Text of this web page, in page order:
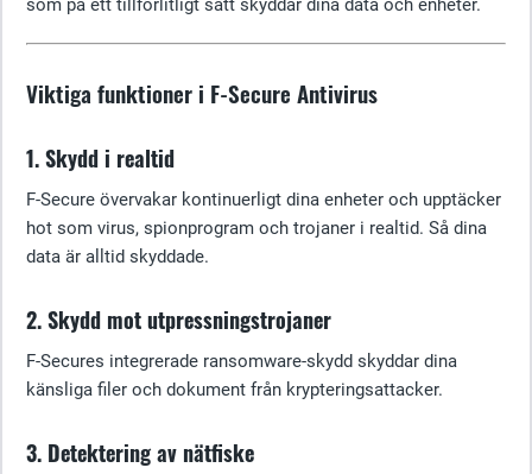
som på ett tillförlitligt sätt skyddar dina data och enheter.
Viktiga funktioner i F-Secure Antivirus
1. Skydd i realtid
F-Secure övervakar kontinuerligt dina enheter och upptäcker
hot som virus, spionprogram och trojaner i realtid. Så dina
data är alltid skyddade.
2. Skydd mot utpressningstrojaner
F-Secures integrerade ransomware-skydd skyddar dina
känsliga filer och dokument från krypteringsattacker.
3. Detektering av nätfiske